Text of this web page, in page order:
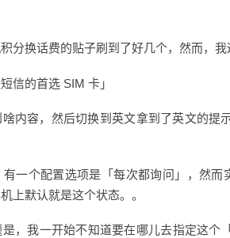
分换话费的贴子刷到了好几个，然而，我
信的首选 SIM 卡」
内容，然后切换到英文拿到了英文的提
有一个配置选项是「每次都询问」，然
上默认就是这个状态。。
，我一开始不知道要在哪儿去指定这个